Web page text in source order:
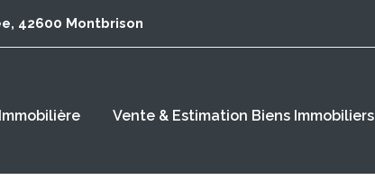
42600 Montbrison
Vente & Estimation Biens Immobiliers